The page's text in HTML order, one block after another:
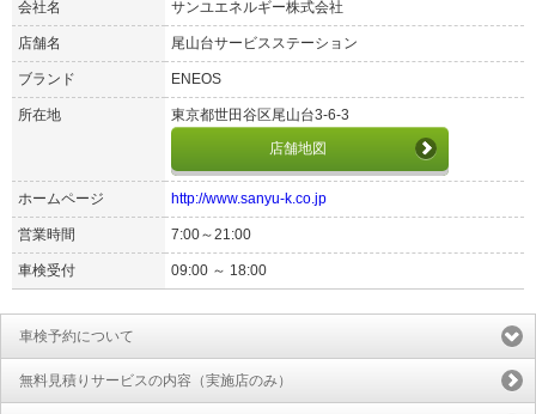
会社名 サンユエネルギー株式会社
店舗名 尾山台サービスステーション
ブランド ENEOS
所在地
東京都世田谷区尾山台3-6-3
店舗地図
ホームページ http://www.sanyu-k.co.jp
営業時間 7:00～21:00
車検受付 09:00 ～ 18:00
車検予約について
無料見積りサービスの内容（実施店のみ）